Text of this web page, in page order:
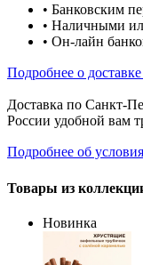
• Банковским
• Наличными
• Он-лайн
Подробнее о
Доставка по Санкт-
России удобной вам
Подробнее об
Товары из
Новинка